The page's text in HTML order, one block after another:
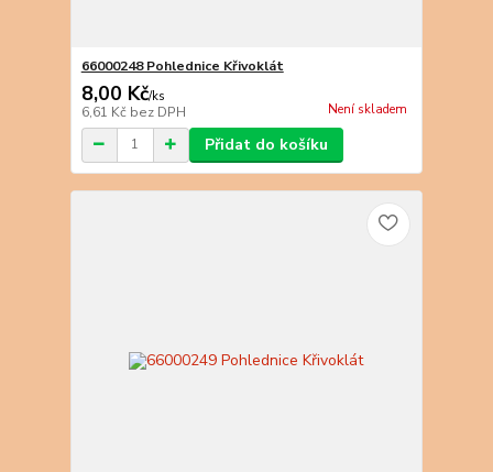
66000248 Pohlednice Křivoklát
8,00 Kč/ks
6,61 Kč bez DPH Není skladem
Přidat do košíku